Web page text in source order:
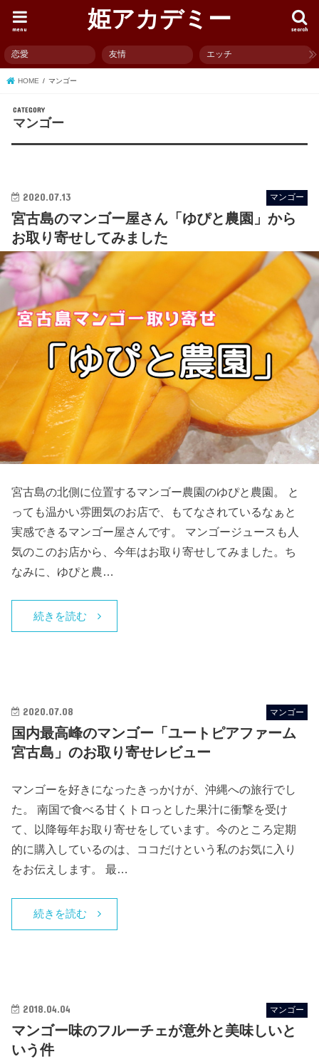
姫アカデミー search
menu
恋愛 友情 エッチ
HOME マンゴー
マンゴー
2020.07.13 マンゴー
宮古島のマンゴー屋さん「ゆぴと農園」から
お取り寄せしてみました
宮古島の北側に位置するマンゴー農園のゆぴと農園。 と
っても温かい雰囲気のお店で、もてなされているなぁと
実感できるマンゴー屋さんです。 マンゴージュースも人
気のこのお店から、今年はお取り寄せしてみました。ち
なみに、ゆぴと農…
続きを読む
2020.07.08 マンゴー
国内最高峰のマンゴー「ユートピアファーム
宮古島」のお取り寄せレビュー
マンゴーを好きになったきっかけが、沖縄への旅行でし
た。 南国で食べる甘くトロっとした果汁に衝撃を受け
て、以降毎年お取り寄せをしています。今のところ定期
的に購入しているのは、ココだけという私のお気に入り
をお伝えします。 最…
続きを読む
2018.04.04 マンゴー
マンゴー味のフルーチェが意外と美味しいと
いう件